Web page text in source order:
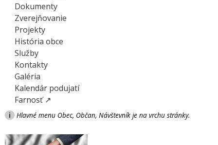
Dokumenty
Zverejňovanie
Projekty
História obce
Služby
Kontakty
Galéria
Kalendár podujatí
Farnosť ↗
i Hlavné menu Obec, Občan, Návštevník je na vrchu stránky.